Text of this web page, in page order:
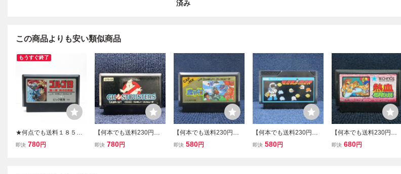
済み
この商品よりも安い類似商品
もうすぐ終了
★何点でも送料１８５円
★ ゴルゴ13 第一章神々の
即決 780円
【何本でも送料230円！
出品多数】ゴーストバス
即決 780円
【何本でも送料230円！
出品多数】魔界村 ファミ
即決 580円
【何本でも送料230円！
出品多数】08 ワープマン
即決 580円
【何本でも送料230円！
出品多数】熱血格闘伝説
即決 680円